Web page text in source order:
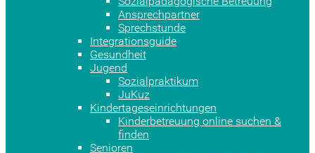
Ansprechpartner
Sprechstunde
Integrationsguide
Gesundheit
Jugend
Sozialpraktikum
JuKuz
Kindertageseinrichtungen
Kinderbetreuung online suchen &
finden
Senioren